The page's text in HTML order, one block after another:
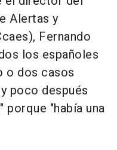
Alertas y
Fernando
los españoles
o dos casos
poco después
"había una